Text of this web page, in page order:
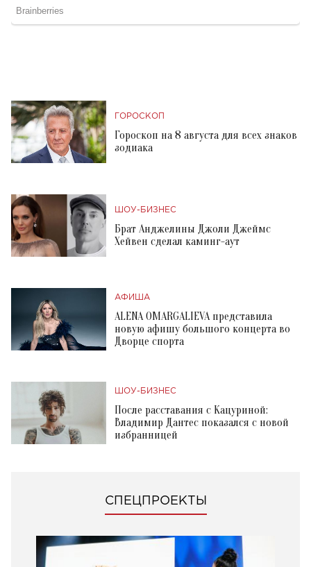
ГОРОСКОП
Гороскоп на 8 августа для всех знаков
зодиака
ШОУ-БИЗНЕС
Брат Анджелины Джоли Джеймс
Хейвен сделал каминг-аут
АФИША
ALENA OMARGALIEVA представила
новую афишу большого концерта во
Дворце спорта
ШОУ-БИЗНЕС
После расставания с Кацуриной:
Владимир Дантес показался с новой
избранницей
СПЕЦПРОЕКТЫ